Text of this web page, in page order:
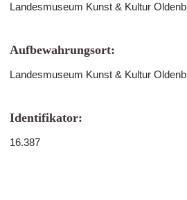
Landesmuseum Kunst & Kultur
Aufbewahrungsort:
Landesmuseum Kunst & Kultur
Identifikator:
16.387